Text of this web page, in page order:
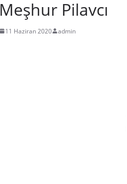
Meşhur Pilavcı
11 Haziran 2020 admin